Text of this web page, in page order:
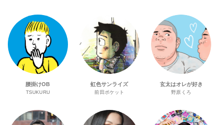
腰掛けOB
TSUKURU
虹色サンライズ
前田ポケット
玄太はオレが好き
野原くろ